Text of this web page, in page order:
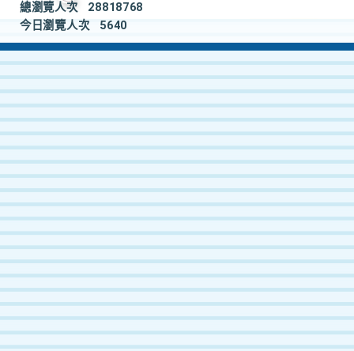
總瀏覽人次
28818768
今日瀏覽人次
5640